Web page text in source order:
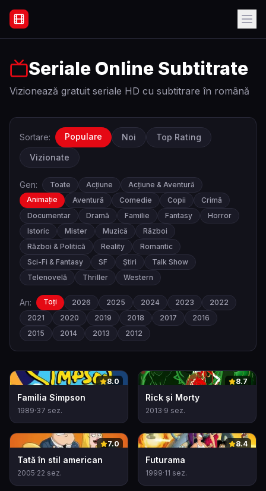
Filme Online Subtitrate - Acasă
Seriale Online Subtitrate
Vizionează gratuit seriale HD cu subtitrare în română
Sortare: Populare Noi
Top Rating
Vizionate
Gen: Toate Acțiune
Acțiune & Aventură
Animație
Aventură Comedie Copii
Crimă
Documentar
Dramă Familie Fantasy
Horror
Istoric
Mister Muzică
Război
Război & Politică
Reality
Romantic
Sci-Fi & Fantasy
SF Știri
Talk Show
Telenovelă
Thriller Western
An: Toți 2026 2025 2024 2023
2022
2021
2020 2019 2018 2017
2016
2015
2014 2013 2012
0 8.0
Familia Simpson
1989·37 sez.
0 8.7
Rick și Morty
2013·9 sez.
0 7.0
Tată în stil american
2005·22 sez.
0 8.4
Futurama
1999·11 sez.